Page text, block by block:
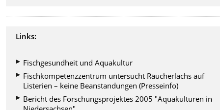
Links:
Fischgesundheit und Aquakultur
Fischkompetenzzentrum untersucht Räucherlachs auf
Listerien – keine Beanstandungen (Presseinfo)
Bericht des Forschungsprojektes 2005 "Aquakulturen in